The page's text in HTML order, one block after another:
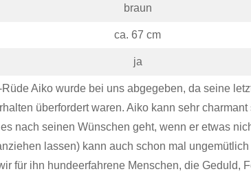
braun
ca. 67 cm
ja
Aiko wurde bei uns abgegeben, da seine
überfordert waren. Aiko kann sehr
nach seinen Wünschen geht, wenn er etwas
lassen) kann auch schon mal
für ihn hundeerfahrene Menschen, die Geduld,